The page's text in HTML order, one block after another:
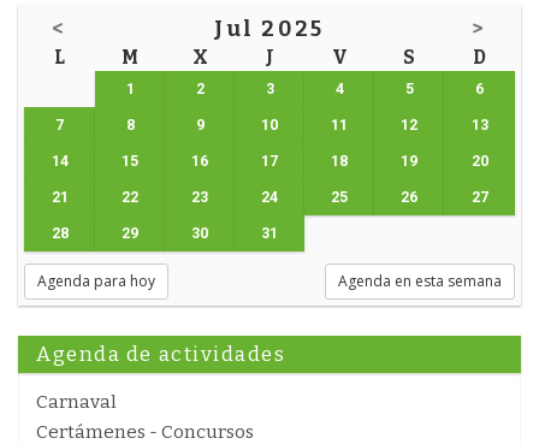
< Jul 2025 >
L M X J V S D
1 2 3 4 5 6
7 8 9 10 11 12 13
14 15 16 17 18 19 20
21 22 23 24 25 26 27
28 29 30 31
Agenda para hoy Agenda en esta semana
Agenda de actividades
Carnaval
Certámenes - Concursos